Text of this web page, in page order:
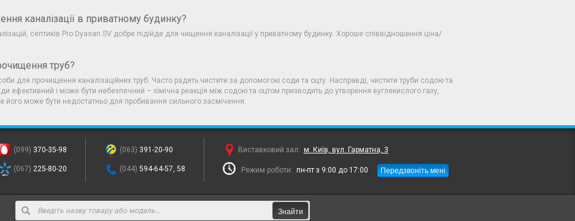
каналізації в приватному будинку?
септиків Pro Dyasan SV добре підійде для чищення каналізації у приватному будинку. Хороше співвідношення ціна/
труб?
для прочищення каналізаційних труб. Часто радять чистити за допомогою соди та оцту. Насправді, чистити труби содою та
ефективний і може бути небезпечний – хімічна реакція між содою та оцтом призводить до утворення вуглекислого газу,
його може бути недостатньо для пробивання сильного засмічення.
(063) 391-20-90
(044) 594-64-57, 58
(099) 370-35-98
(067) 225-80-20
Виставковий зал: м. Київ, вул. Гарматна, 3
Режим роботи: пн-пт з 9:00 до 17:00 Передзвоніть мені
Знайти